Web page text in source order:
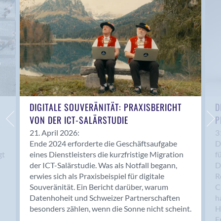
Anwil
Appenzell
Au SG
Baar
Baden
Balsthal
Balzers
Basel
Bassersdorf
Belp
Bendern
Benken (SG)
Bergdietikon
Berlin
Bern
Bern - Liebefeld
DIGITALE SOUVERÄNITÄT: PRAXISBERICHT
VON DER ICT-SALÄRSTUDIE
21. April 2026:
Ende 2024 erforderte die Geschäftsaufgabe
eines Dienstleisters die kurzfristige Migration
der ICT-Salärstudie. Was als Notfall begann,
erwies sich als Praxisbeispiel für digitale
Souveränität. Ein Bericht darüber, warum
Datenhoheit und Schweizer Partnerschaften
besonders zählen, wenn die Sonne nicht scheint.